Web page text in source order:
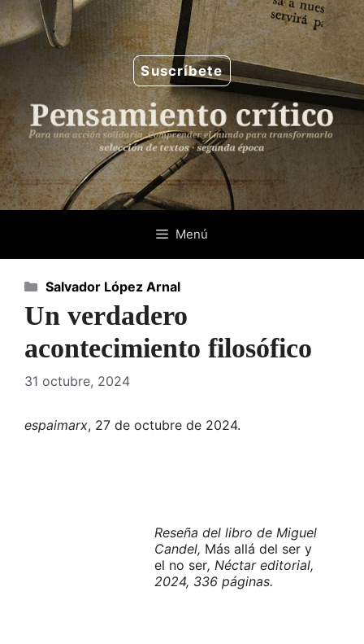
Saltar
al
contenido
Suscríbete
Menú
Un verdadero
acontecimiento filosófico
31 octubre, 2024
espaimarx, 27 de octubre de 2024.
Reseña del libro de Miguel
Candel, Más allá del ser y
el no ser, Néctar editorial,
2024, 336 páginas.
Categorías
Salvador López Arnal